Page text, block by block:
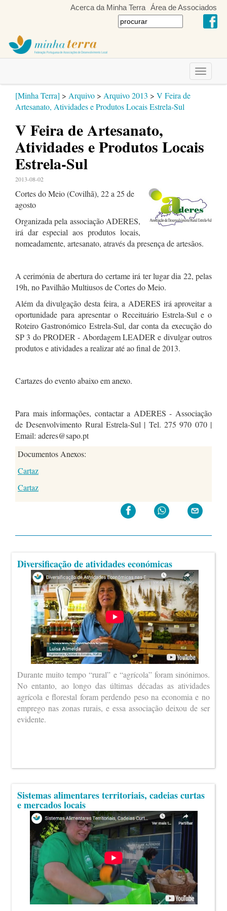
Acerca da Minha Terra Área de Associados
Toggle
[Minha Terra] > Arquivo > Arquivo 2013 > V Feira de
Artesanato, Atividades e Produtos Locais Estrela-Sul
V Feira de Artesanato,
Atividades e Produtos Locais
Estrela-Sul
2013-08-02
Cortes do Meio (Covilhã), 22 a 25 de
agosto
Organizada pela associação ADERES,
irá dar especial aos produtos locais,
nomeadamente, artesanato, através da presença de artesãos.
A cerimónia de abertura do certame irá ter lugar dia 22, pelas
19h, no Pavilhão Multiusos de Cortes do Meio.
Além da divulgação desta feira, a ADERES irá aproveitar a
oportunidade para apresentar o Receituário Estrela-Sul e o
Roteiro Gastronómico Estrela-Sul, dar conta da execução do
SP 3 do PRODER - Abordagem LEADER e divulgar outros
produtos e atividades a realizar até ao final de 2013.
Cartazes do evento abaixo em anexo.
Para mais informações, contactar a ADERES - Associação
de Desenvolvimento Rural Estrela-Sul | Tel. 275 970 070 |
Email: aderes@sapo.pt
Documentos Anexos:
Cartaz
Cartaz
Diversificação de atividades económicas
Durante muito tempo “rural” e “agrícola” foram sinónimos.
No entanto, ao longo das últimas décadas as atividades
agrícola e florestal foram perdendo peso na economia e no
emprego nas zonas rurais, e essa associação deixou de ser
evidente.
Sistemas alimentares territoriais, cadeias curtas
e mercados locais